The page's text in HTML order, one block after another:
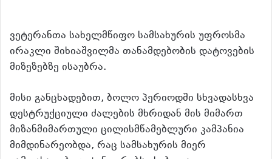
ვეტერანთა სახელმწიფო სამსახურის უფროსმა
ირაკლი შიხიაშვილმა თანამდებობის დატოვების
მიზეზებზე ისაუბრა.
მისი განცხადებით, ბოლო პერიოდში სხვადასხვა
დესტრუქციული ძალების მხრიდან მის მიმართ
მიზანმიმართული ცილისმწამებლური კამპანია
მიმდინარეობდა, რაც სამსახურის მიერ